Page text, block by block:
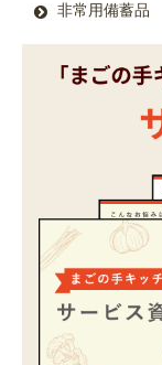
非常用備蓄品